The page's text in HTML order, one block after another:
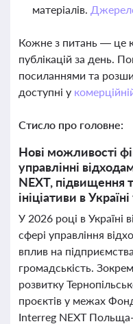
матеріалів.
Кожне з питань — це
публікацій за день.
посиланнями та
доступні у
Стисло про головне:
Нові можливості
управлінні
NEXT, підвищення
ініціативи в
У 2026 році в Україні
сфері управління
вплив на
громадськість.
розвитку
проєктів у межах
Interreg NEXT